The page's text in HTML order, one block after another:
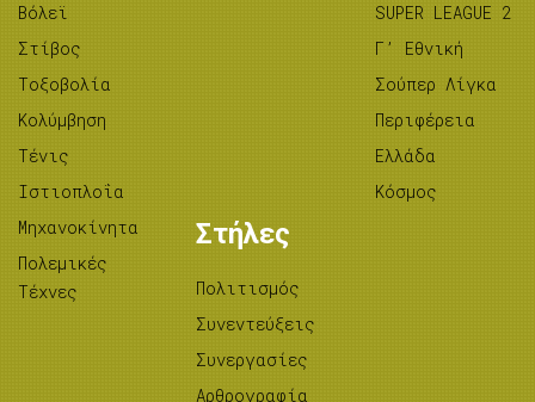
Βόλεϊ
Στίβος
Tοξοβολία
Κολύμβηση
Τένις
Ιστιοπλοΐα
Μηχανοκίνητα
Πολεμικές
Τέχνες
SUPER LEAGUE 2
Γ’ Εθνική
Σούπερ Λίγκα
Περιφέρεια
Ελλάδα
Κόσμος
Στήλες
Πολιτισμός
Συνεντεύξεις
Συνεργασίες
Αρθρογραφία